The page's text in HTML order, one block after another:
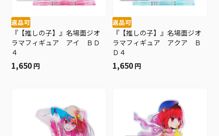
返品可
『【推しの子】』名場面ジオ
ラマフィギュア アイ ＢＤ
４
1,650 円
返品可
『【推しの子】』名場面ジオ
ラマフィギュア アクア Ｂ
Ｄ４
1,650 円